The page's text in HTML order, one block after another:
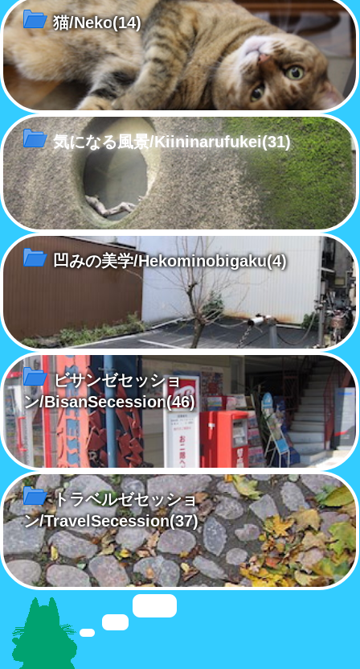
猫/Neko(14)
気になる風景/Kiininarufukei(31)
凹みの美学/Hekominobigaku(4)
ビサンゼセッショ
ン/BisanSecession(46)
トラベルゼセッショ
ン/TravelSecession(37)